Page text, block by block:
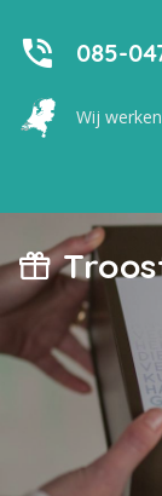
085-
Wij